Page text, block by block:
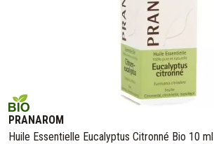
PRANAROM
Huile Essentielle Eucalyptus Citronné Bio 10 ml